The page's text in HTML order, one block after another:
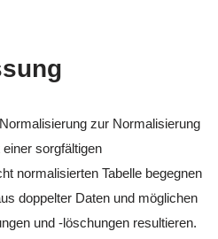
zur Normalisierung
sorgfältigen
normalisierten Tabelle begegnen
doppelter Daten und möglichen
und -löschungen resultieren.